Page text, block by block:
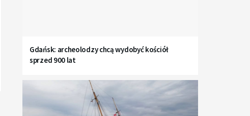
Gdańsk: archeolodzy chcą wydobyć kościół
sprzed 900 lat